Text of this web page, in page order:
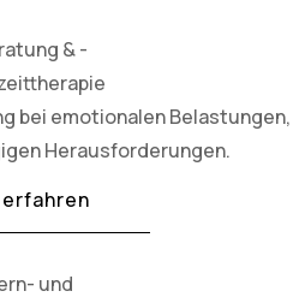
& -
bei emotionalen Belastungen,
Herausforderungen.
und